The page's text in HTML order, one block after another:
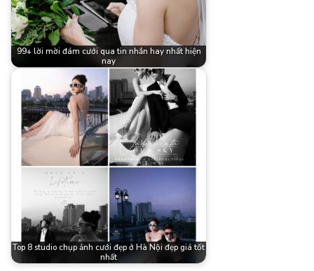
99+ lời mời đám cưới qua tin nhắn hay nhất hiện
nay
Top 8 studio chụp ảnh cưới đẹp ở Hà Nội đẹp giá tốt
nhất